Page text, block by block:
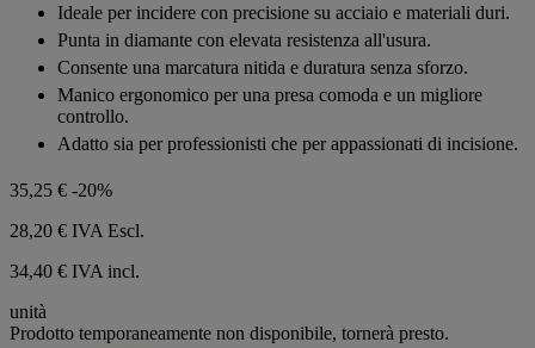
stelle.
Ideale per incidere con precisione su acciaio e materiali duri.
Punta in diamante con elevata resistenza all'usura.
Consente una marcatura nitida e duratura senza sforzo.
Manico ergonomico per una presa comoda e un migliore
controllo.
Adatto sia per professionisti che per appassionati di incisione.
35,25 € -20%
28,20 € IVA Escl.
34,40 € IVA incl.
unità
Prodotto temporaneamente non disponibile, tornerà presto.